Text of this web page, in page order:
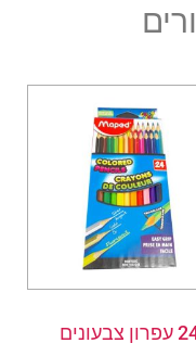
24 עפרון צבעונים